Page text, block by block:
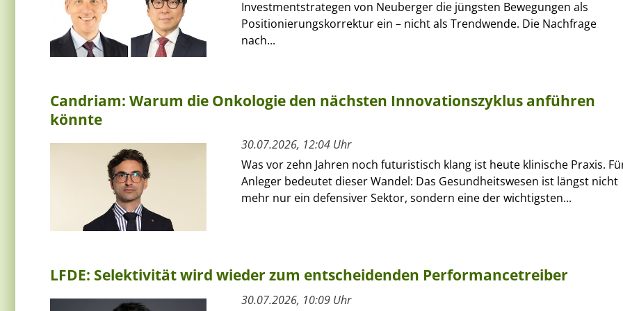
Investmentstrategen von Neuberger die jüngsten Bewegungen als
Positionierungskorrektur ein – nicht als Trendwende. Die Nachfrage
nach...
Candriam: Warum die Onkologie den nächsten Innovationszyklus anführen
könnte
30.07.2026, 12:04 Uhr
Was vor zehn Jahren noch futuristisch klang ist heute klinische Praxis.
Anleger bedeutet dieser Wandel: Das Gesundheitswesen ist längst nicht
mehr nur ein defensiver Sektor, sondern eine der wichtigsten...
LFDE: Selektivität wird wieder zum entscheidenden Performancetreiber
30.07.2026, 10:09 Uhr